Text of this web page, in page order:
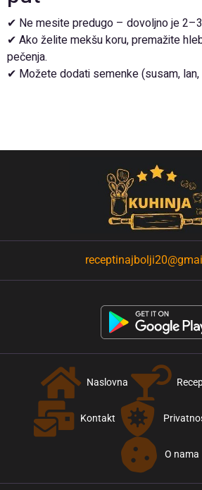
✔ Ne mesite predugo – dovoljno je
✔ Ako želite mekšu koru, premažite
pečenja.
✔ Možete dodati semenke (susam, lan,
Naslovna
Kontakt
O nama